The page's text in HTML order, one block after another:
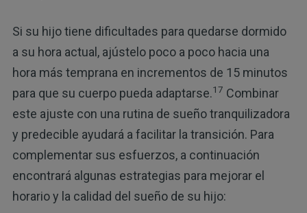
Si su hijo tiene dificultades para quedarse dormido
a su hora actual, ajústelo poco a poco hacia una
hora más temprana en incrementos de 15 minutos
para que su cuerpo pueda adaptarse.17 Combinar
este ajuste con una rutina de sueño tranquilizadora
y predecible ayudará a facilitar la transición. Para
complementar sus esfuerzos, a continuación
encontrará algunas estrategias para mejorar el
horario y la calidad del sueño de su hijo: